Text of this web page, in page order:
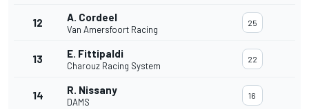
12 A. Cordeel
Van Amersfoort Racing
25
13 E. Fittipaldi
Charouz Racing System
22
14 R. Nissany
DAMS
16